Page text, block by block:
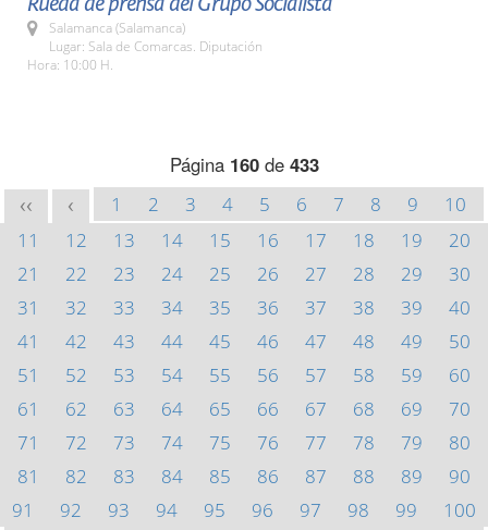
Salamanca (Salamanca)
Lugar: Sala de Comarcas. Diputación
Hora: 10:00 H.
Página 160de 433
<< < 1 2 3 4 5 6 7 8 9
10
11
12 13 14 15 16 17 18 19
20
21
22 23 24 25 26 27 28 29
30
31
32 33 34 35 36 37 38 39
40
41
42 43 44 45 46 47 48 49
50
51
52 53 54 55 56 57 58 59
60
61
62 63 64 65 66 67 68 69
70
71
72 73 74 75 76 77 78 79
80
81
82 83 84 85 86 87 88 89
90
91
92 93 94 95 96 97 98 99
100